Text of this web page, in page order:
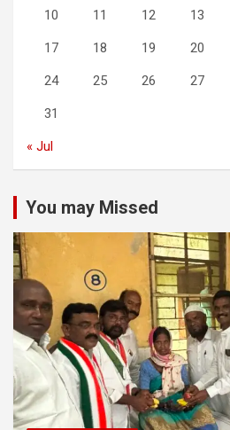
10 11 12 13
17 18 19 20
24 25 26 27
31
« Jul
You may Missed